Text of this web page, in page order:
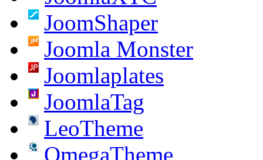
JoomShaper
Joomla Monster
Joomlaplates
JoomlaTag
LeoTheme
OmegaTheme